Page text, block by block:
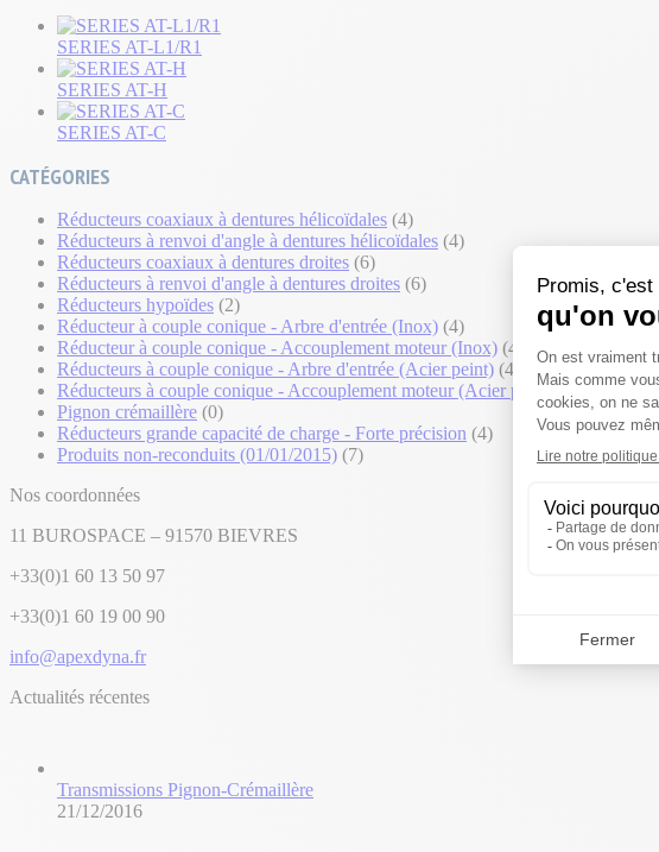
SERIES AT-L1/R1
SERIES AT-H
SERIES AT-C
CATÉGORIES
Réducteurs coaxiaux à dentures hélicoïdales (4)
Réducteurs à renvoi d'angle à dentures hélicoïdales (4)
Réducteurs coaxiaux à dentures droites (6)
Réducteurs à renvoi d'angle à dentures droites (6)
Réducteurs hypoïdes (2)
Réducteur à couple conique - Arbre d'entrée (Inox) (4)
Réducteur à couple conique - Accouplement moteur (Inox) (4)
Réducteurs à couple conique - Arbre d'entrée (Acier peint) (4)
Réducteurs à couple conique - Accouplement moteur (Acier peint) (4)
Pignon crémaillère (0)
Réducteurs grande capacité de charge - Forte précision (4)
Produits non-reconduits (01/01/2015) (7)
Nos coordonnées
11 BUROSPACE – 91570 BIEVRES
+33(0)1 60 13 50 97
+33(0)1 60 19 00 90
info@apexdyna.fr
Actualités récentes
Transmissions Pignon-Crémaillère
21/12/2016